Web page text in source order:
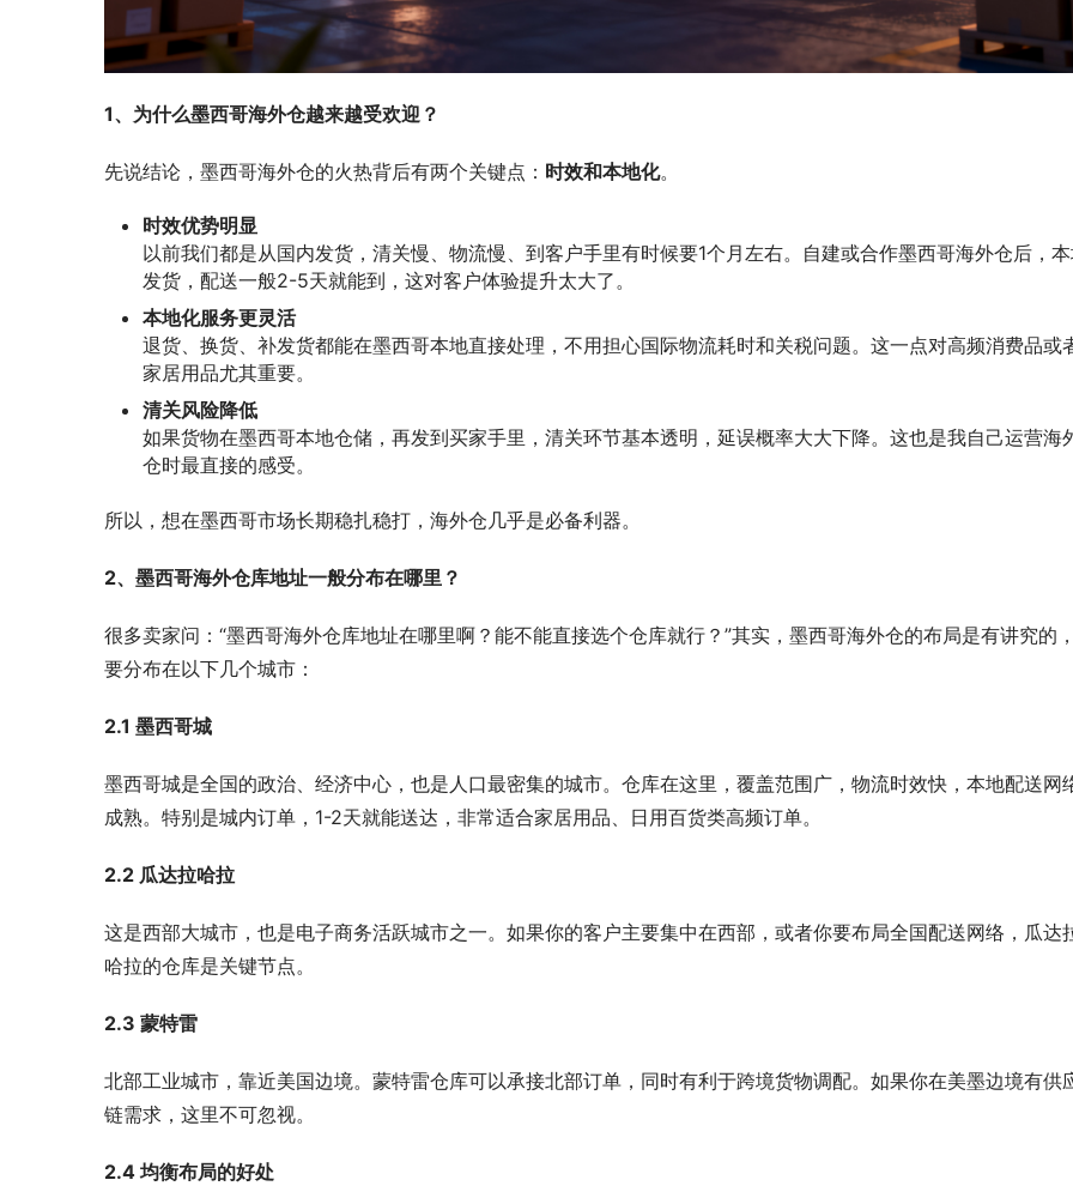
1、为什么墨西哥海外仓越来越受欢迎？
先说结论，墨西哥海外仓的火热背后有两个关键点： 时效和本地化。
时效优势明显
以前我们都是从国内发货，清关慢、物流慢、到客户手里有时候要1个月左右。自建或合作墨西哥海外仓后，
发货，配送一般2-5天就能到，这对客户体验提升太大了。
本地化服务更灵活
退货、换货、补发货都能在墨西哥本地直接处理，不用担心国际物流耗时和关税问题。这一点对高频消费品或
家居用品尤其重要。
清关风险降低
如果货物在墨西哥本地仓储，再发到买家手里，清关环节基本透明，延误概率大大下降。这也是我自己运营海
仓时最直接的感受。
所以，想在墨西哥市场长期稳扎稳打，海外仓几乎是必备利器。
2、墨西哥海外仓库地址一般分布在哪里？
很多卖家问：“墨西哥海外仓库地址在哪里啊？能不能直接选个仓库就行？”其实，墨西哥海外仓的布局是有讲究的
要分布在以下几个城市：
2.1 墨西哥城
墨西哥城是全国的政治、经济中心，也是人口最密集的城市。仓库在这里，覆盖范围广，物流时效快，本地配送网
成熟。特别是城内订单，1-2天就能送达，非常适合家居用品、日用百货类高频订单。
2.2 瓜达拉哈拉
这是西部大城市，也是电子商务活跃城市之一。如果你的客户主要集中在西部，或者你要布局全国配送网络，瓜达
哈拉的仓库是关键节点。
2.3 蒙特雷
北部工业城市，靠近美国边境。蒙特雷仓库可以承接北部订单，同时有利于跨境货物调配。如果你在美墨边境有供
链需求，这里不可忽视。
2.4 均衡布局的好处